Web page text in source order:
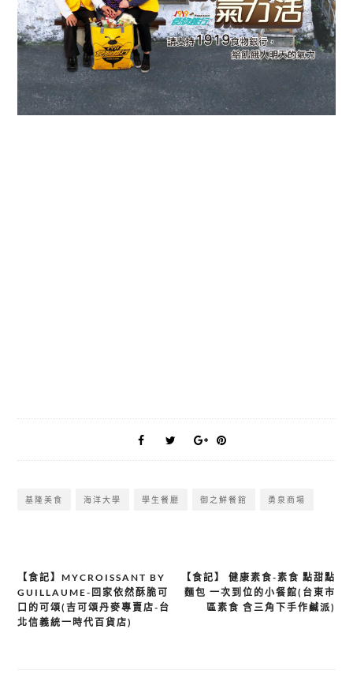
基隆美食 海洋大學 學生餐廳 御之鮮餐館 勇泉商場
文
章
【食記】MYCROISSANT BY
GUILLAUME-回家依然酥脆可
口的可頌(吉可頌丹麥專賣店-台
北信義統一時代百貨店)
【食記】 健康素食-素食 點甜點
麵包 一次到位的小餐館(台東市
區素食 含三角下手作鹹派)